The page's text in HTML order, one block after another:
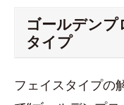
ゴールデン
タイプ
フェイスタイプの